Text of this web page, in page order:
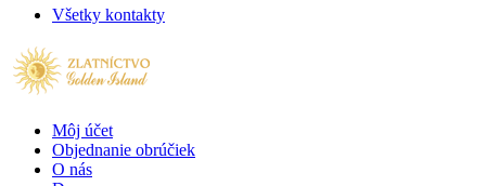
Všetky kontakty
Môj účet
Objednanie obrúčiek
O nás